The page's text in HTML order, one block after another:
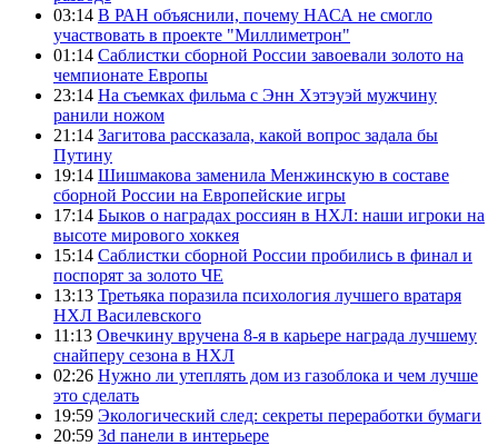
03:14 В РАН объяснили, почему НАСА не смогло
участвовать в проекте "Миллиметрон"
01:14 Саблистки сборной России завоевали золото на
чемпионате Европы
23:14 На съемках фильма с Энн Хэтэуэй мужчину
ранили ножом
21:14 Загитова рассказала, какой вопрос задала бы
Путину
19:14 Шишмакова заменила Менжинскую в составе
сборной России на Европейские игры
17:14 Быков о наградах россиян в НХЛ: наши игроки на
высоте мирового хоккея
15:14 Саблистки сборной России пробились в финал и
поспорят за золото ЧЕ
13:13 Третьяка поразила психология лучшего вратаря
НХЛ Василевского
11:13 Овечкину вручена 8-я в карьере награда лучшему
снайперу сезона в НХЛ
02:26 Нужно ли утеплять дом из газоблока и чем лучше
это сделать
19:59 Экологический след: секреты переработки бумаги
20:59 3d панели в интерьере